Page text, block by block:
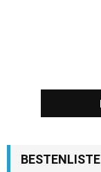
BESTENLISTE